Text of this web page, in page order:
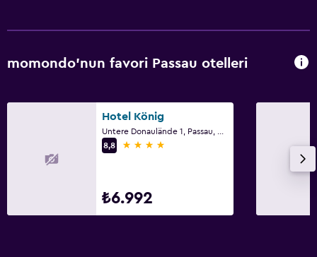
momondo'nun favori Passau otelleri
Hotel König
8,8
4 yıldız
₺6.992